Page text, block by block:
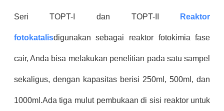
Seri TOPT-I dan TOPT-II Reaktor
fotokatalisdigunakan sebagai reaktor fotokimia fase
cair, Anda bisa melakukan penelitian pada satu sampel
sekaligus, dengan kapasitas berisi 250ml, 500ml, dan
1000ml.Ada tiga mulut pembukaan di sisi reaktor untuk